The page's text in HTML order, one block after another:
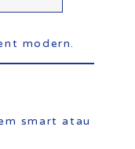
modern.
smart atau